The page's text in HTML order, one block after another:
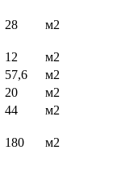
28 м2
12
м2
57,6
м2
20
м2
44
м2
180 м2